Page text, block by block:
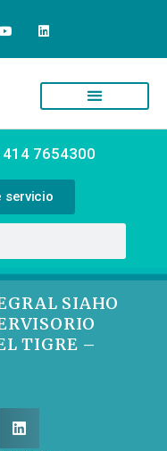
414 7654300
servicio
SIAHO
TIGRE –